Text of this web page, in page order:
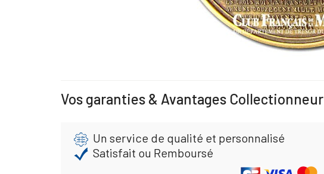
Vos garanties & Avantages Collectionneur
Un service de qualité et personnalisé
Satisfait ou Remboursé